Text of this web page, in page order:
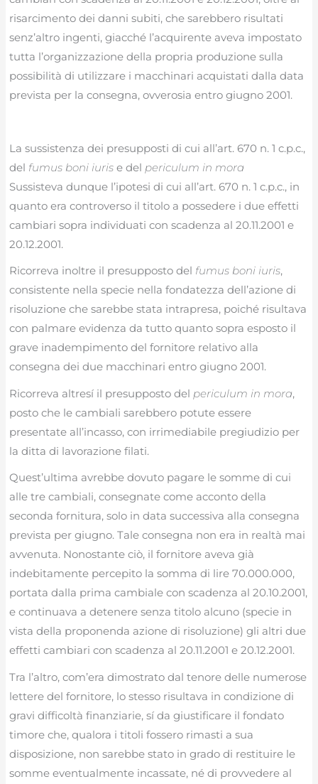
risarcimento dei danni subiti, che sarebbero risultati
senz’altro ingenti, giacché l’acquirente aveva impostato
tutta l’organizzazione della propria produzione sulla
possibilità di utilizzare i macchinari acquistati dalla data
prevista per la consegna, ovverosia entro giugno 2001.
La sussistenza dei presupposti di cui all’art. 670 n. 1 c.p.c.,
del fumus boni iuris e del periculum in mora
Sussisteva dunque l’ipotesi di cui all’art. 670 n. 1 c.p.c., in
quanto era controverso il titolo a possedere i due effetti
cambiari sopra individuati con scadenza al 20.11.2001 e
20.12.2001.
Ricorreva inoltre il presupposto del fumus boni iuris,
consistente nella specie nella fondatezza dell’azione di
risoluzione che sarebbe stata intrapresa, poiché risultava
con palmare evidenza da tutto quanto sopra esposto il
grave inadempimento del fornitore relativo alla
consegna dei due macchinari entro giugno 2001.
Ricorreva altresí il presupposto del periculum in mora,
posto che le cambiali sarebbero potute essere
presentate all’incasso, con irrimediabile pregiudizio per
la ditta di lavorazione filati.
Quest’ultima avrebbe dovuto pagare le somme di cui
alle tre cambiali, consegnate come acconto della
seconda fornitura, solo in data successiva alla consegna
prevista per giugno. Tale consegna non era in realtà mai
avvenuta. Nonostante ciò, il fornitore aveva già
indebitamente percepito la somma di lire 70.000.000,
portata dalla prima cambiale con scadenza al 20.10.2001,
e continuava a detenere senza titolo alcuno (specie in
vista della proponenda azione di risoluzione) gli altri due
effetti cambiari con scadenza al 20.11.2001 e 20.12.2001.
Tra l’altro, com’era dimostrato dal tenore delle numerose
lettere del fornitore, lo stesso risultava in condizione di
gravi difficoltà finanziarie, sí da giustificare il fondato
timore che, qualora i titoli fossero rimasti a sua
disposizione, non sarebbe stato in grado di restituire le
somme eventualmente incassate, né di provvedere al